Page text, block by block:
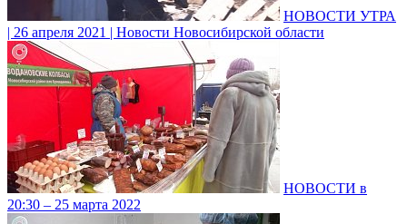
НОВОСТИ УТРА
| 26 апреля 2021 | Новости Новосибирской области
НОВОСТИ в
20:30 – 25 марта 2022